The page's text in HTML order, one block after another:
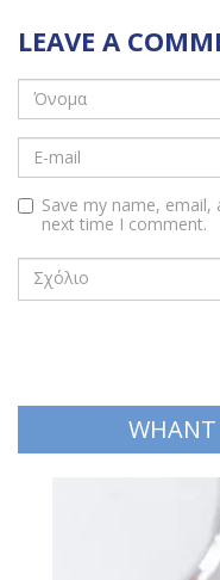
LEAVE A
Save my name,
next time I comment.